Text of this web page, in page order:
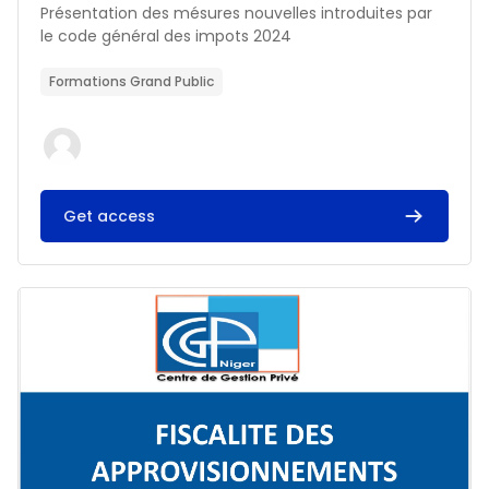
Résumé du cours :
Présentation des mésures nouvelles introduites par
le code général des impots 2024
Formations Grand Public
Get access
Image du cours FISCALITE DES APPROVISIONNEMENTS